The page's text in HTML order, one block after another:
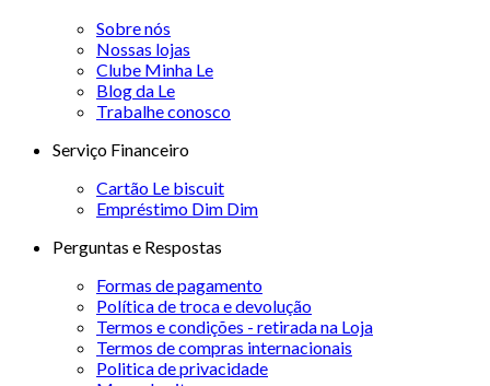
Sobre nós
Nossas lojas
Clube Minha Le
Blog da Le
Trabalhe conosco
Serviço Financeiro
Cartão Le biscuit
Empréstimo Dim Dim
Perguntas e Respostas
Formas de pagamento
Política de troca e devolução
Termos e condições - retirada na Loja
Termos de compras internacionais
Politica de privacidade